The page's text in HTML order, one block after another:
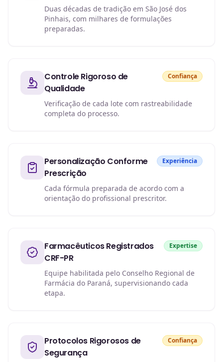
Duas décadas de tradição em São José dos
Pinhais, com milhares de formulações
preparadas.
Controle Rigoroso de
Qualidade
Confiança
Verificação de cada lote com rastreabilidade
completa do processo.
Personalização Conforme
Prescrição
Experiência
Cada fórmula preparada de acordo com a
orientação do profissional prescritor.
Farmacêuticos Registrados
CRF-PR
Expertise
Equipe habilitada pelo Conselho Regional de
Farmácia do Paraná, supervisionando cada
etapa.
Protocolos Rigorosos de
Segurança
Confiança